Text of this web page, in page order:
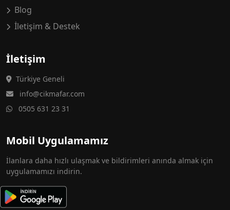
Blog
İletişim & Destek
İletişim
Türkiye Geneli
info@cikmafar.com
0505 631 23 31
Mobil Uygulamamız
İlanlara daha hızlı ulaşmak ve bildirimleri anında almak için
uygulamamızı indirin.